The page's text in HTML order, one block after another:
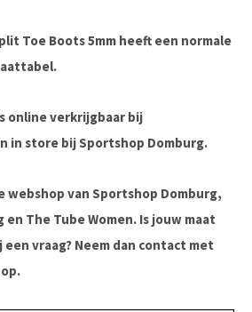
Toe Boots 5mm heeft een normale
online verkrijgbaar bij
in store bij Sportshop Domburg.
webshop van Sportshop Domburg,
The Tube Women. Is jouw maat
vraag? Neem dan contact met